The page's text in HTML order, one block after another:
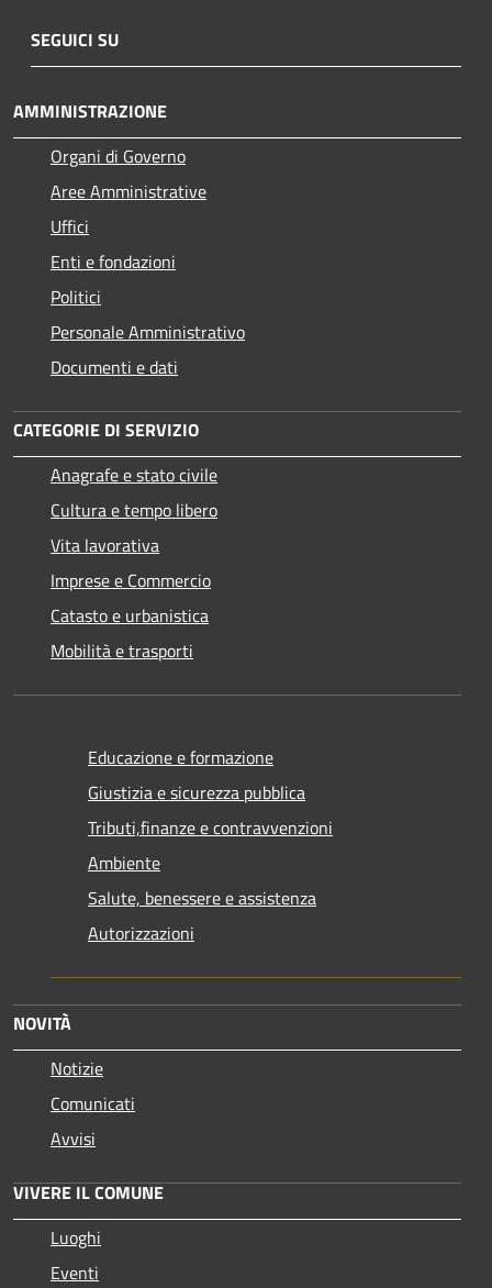
SEGUICI SU
AMMINISTRAZIONE
Organi di Governo
Aree Amministrative
Uffici
Enti e fondazioni
Politici
Personale Amministrativo
Documenti e dati
CATEGORIE DI SERVIZIO
Anagrafe e stato civile
Cultura e tempo libero
Vita lavorativa
Imprese e Commercio
Catasto e urbanistica
Mobilità e trasporti
Educazione e formazione
Giustizia e sicurezza pubblica
Tributi,finanze e contravvenzioni
Ambiente
Salute, benessere e assistenza
Autorizzazioni
NOVITÀ
Notizie
Comunicati
Avvisi
VIVERE IL COMUNE
Luoghi
Eventi